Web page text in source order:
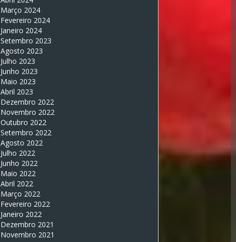
Março 2024
Fevereiro 2024
Janeiro 2024
Setembro 2023
Agosto 2023
Julho 2023
Junho 2023
Maio 2023
Abril 2023
Dezembro 2022
Novembro 2022
Outubro 2022
Setembro 2022
Agosto 2022
Julho 2022
Junho 2022
Maio 2022
Abril 2022
Março 2022
Fevereiro 2022
Janeiro 2022
Dezembro 2021
Novembro 2021